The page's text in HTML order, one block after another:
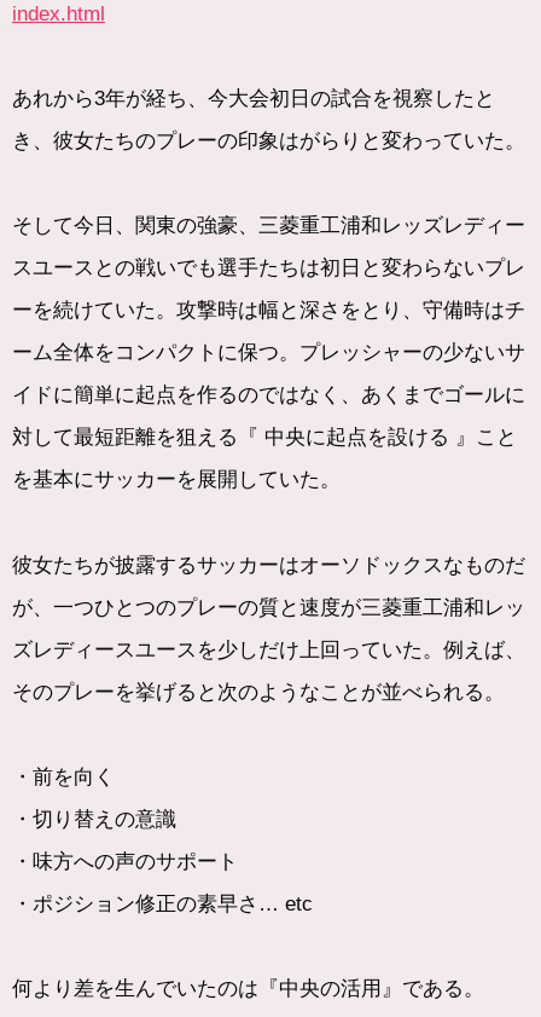
index.html
あれから3年が経ち、今大会初日の試合を視察したと
き、彼女たちのプレーの印象はがらりと変わっていた。
そして今日、関東の強豪、三菱重工浦和レッズレディー
スユースとの戦いでも選手たちは初日と変わらないプレ
ーを続けていた。攻撃時は幅と深さをとり、守備時はチ
ーム全体をコンパクトに保つ。プレッシャーの少ないサ
イドに簡単に起点を作るのではなく、あくまでゴールに
対して最短距離を狙える『 中央に起点を設ける 』こと
を基本にサッカーを展開していた。
彼女たちが披露するサッカーはオーソドックスなものだ
が、一つひとつのプレーの質と速度が三菱重工浦和レッ
ズレディースユースを少しだけ上回っていた。例えば、
そのプレーを挙げると次のようなことが並べられる。
・前を向く
・切り替えの意識
・味方への声のサポート
・ポジション修正の素早さ… etc
何より差を生んでいたのは『中央の活用』である。